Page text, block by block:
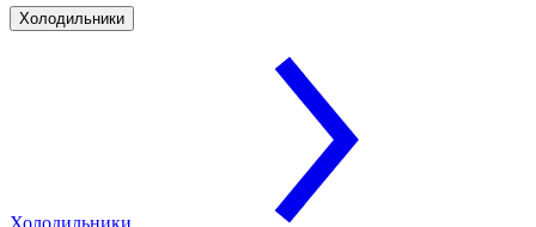
Холодильники
Холодильники